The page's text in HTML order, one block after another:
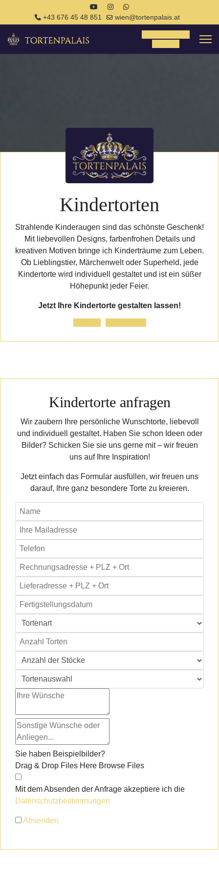
+43 676 45 48 851 wien@tortenpalais.at
Kindertorten
Strahlende Kinderaugen sind das schönste Geschenk!
Mit liebevollen Designs, farbenfrohen Details und
kreativen Motiven bringe ich Kinderträume zum Leben.
Ob Lieblingstier, Märchenwelt oder Superheld, jede
Kindertorte wird individuell gestaltet und ist ein süßer
Höhepunkt jeder Feier.
Jetzt Ihre Kindertorte gestalten lassen!
Kindertorte anfragen
Wir zaubern Ihre persönliche Wunschtorte, liebevoll
und individuell gestaltet. Haben Sie schon Ideen oder
Bilder? Schicken Sie sie uns gerne mit – wir freuen
uns auf Ihre Inspiration!
Jetzt einfach das Formular ausfüllen, wir freuen uns
darauf, Ihre ganz besondere Torte zu kreieren.
Sie haben Beispielbilder?
Drag & Drop Files Here Browse Files
Mit dem Absenden der Anfrage akzeptiere ich die
Datenschutzbestimmungen
Absenden